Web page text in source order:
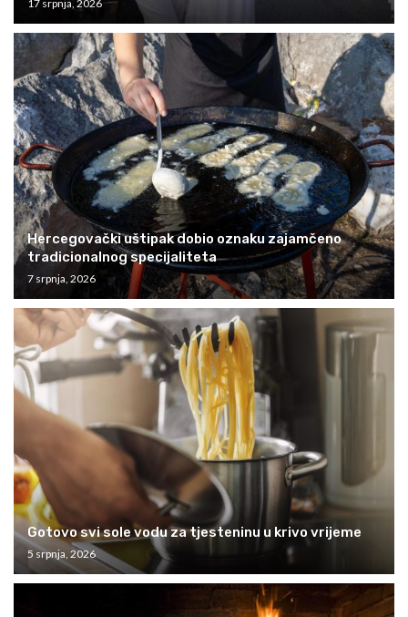
17 srpnja, 2026
Hercegovački uštipak dobio oznaku zajamčeno
tradicionalnog specijaliteta
7 srpnja, 2026
Gotovo svi sole vodu za tjesteninu u krivo vrijeme
5 srpnja, 2026